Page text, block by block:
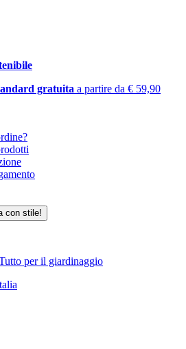
gratuita a partire da € 59,90
per il giardinaggio